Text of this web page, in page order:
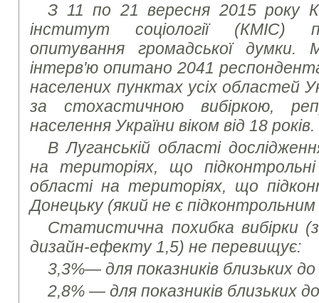
З 11 по 21 вересня 2015 року
інститут соціології (КМІС)
опитування громадської думки.
інтерв'ю опитано 2041 респондент
населених пунктах усіх областей
за стохастичною вибіркою,
населення України віком від 18 років.
В Луганській області
на територіях, що
області на територіях, що
Донецьку (який не є підконтрольним
Статистична похибка вибірки (з
дизайн-ефекту 1,5) не перевищує:
3,3%— для показників близьких
2,8% — для показників близьких